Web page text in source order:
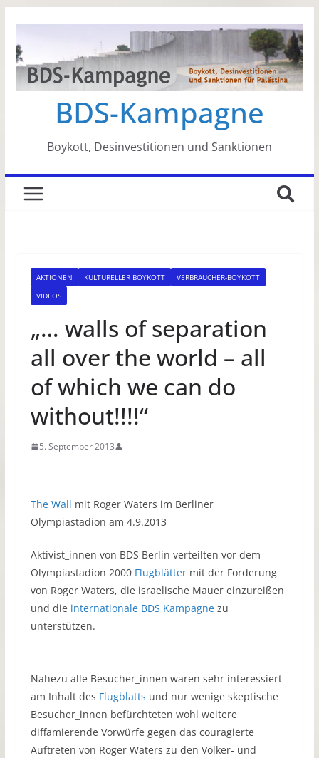
springen
BDS-Kampagne
Boykott, Desinvestitionen und Sanktionen
AKTIONEN KULTURELLER BOYKOTT
VERBRAUCHER-BOYKOTT
VIDEOS
„… walls of separation
all over the world – all
of which we can do
without!!!!“
5. September 2013
The Wall mit Roger Waters im Berliner
Olympiastadion am 4.9.2013
Aktivist_innen von BDS Berlin verteilten vor dem
Olympiastadion 2000 Flugblättermit der Forderung
von Roger Waters, die israelische Mauer einzureißen
und die internationale BDS Kampagnezu
unterstützen.
Nahezu alle Besucher_innen waren sehr interessiert
am Inhalt des Flugblatts und nur wenige skeptische
Besucher_innen befürchteten wohl weitere
diffamierende Vorwürfe gegen das couragierte
Auftreten von Roger Waters zu den Völker- und